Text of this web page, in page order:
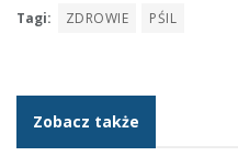
Tagi: ZDROWIE PŚIL
Zobacz także